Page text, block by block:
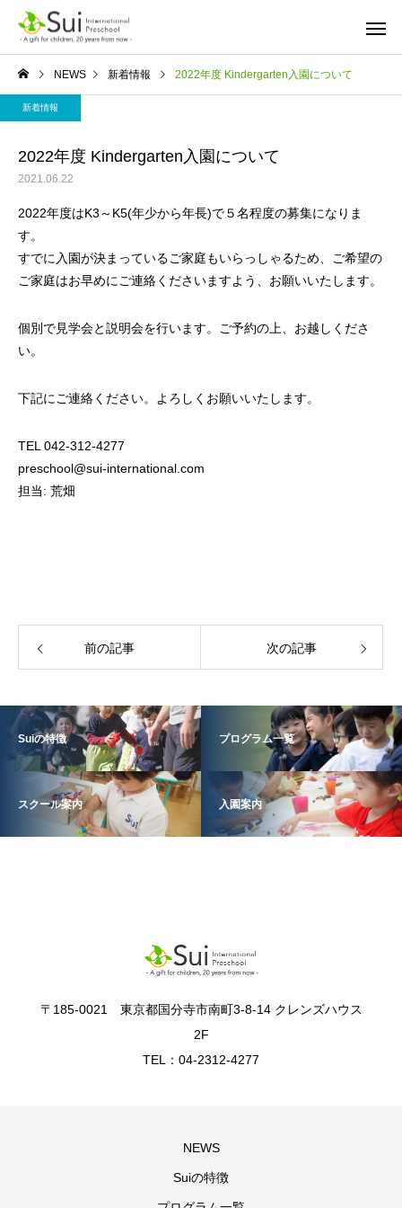
NEWS 新着情報 2022年度 Kindergarten入園について
新着情報
2022年度 Kindergarten入園について
2021.06.22
2022年度はK3～K5(年少から年長)で５名程度の募集になりま
す。
すでに入園が決まっているご家庭もいらっしゃるため、ご希望の
ご家庭はお早めにご連絡くださいますよう、お願いいたします。
個別で見学会と説明会を行います。ご予約の上、お越しくださ
い。
下記にご連絡ください。よろしくお願いいたします。
TEL 042-312-4277
preschool@sui-international.com
担当: 荒畑
前の記事 次の記事
Suiの特徴 プログラム一覧
スクール案内 入園案内
〒185-0021 東京都国分寺市南町3-8-14 クレンズハウス
2F
TEL：04-2312-4277
NEWS
Suiの特徴